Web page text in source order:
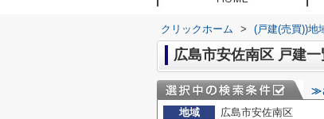
クリックホーム > (戸建(売買))地
広島市安佐南区 戸建一
≫
地域
広島市安佐南区